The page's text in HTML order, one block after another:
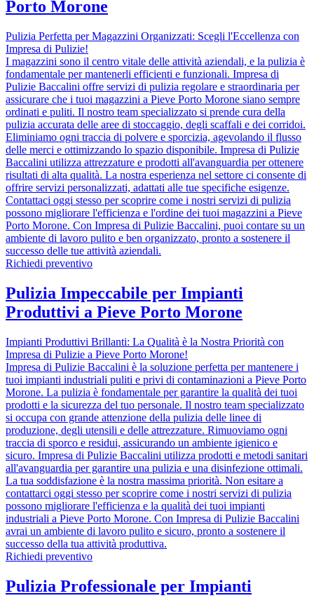
Porto Morone
Pulizia Perfetta per Magazzini Organizzati: Scegli l'Eccellenza con
Impresa di Pulizie!
I magazzini sono il centro vitale delle attività aziendali, e la pulizia è
fondamentale per mantenerli efficienti e funzionali. Impresa di
Pulizie Baccalini offre servizi di pulizia regolare e straordinaria per
assicurare che i tuoi magazzini a Pieve Porto Morone siano sempre
ordinati e puliti. Il nostro team specializzato si prende cura della
pulizia accurata delle aree di stoccaggio, degli scaffali e dei corridoi.
Eliminiamo ogni traccia di polvere e sporcizia, agevolando il flusso
delle merci e ottimizzando lo spazio disponibile. Impresa di Pulizie
Baccalini utilizza attrezzature e prodotti all'avanguardia per ottenere
risultati di alta qualità. La nostra esperienza nel settore ci consente di
offrire servizi personalizzati, adattati alle tue specifiche esigenze.
Contattaci oggi stesso per scoprire come i nostri servizi di pulizia
possono migliorare l'efficienza e l'ordine dei tuoi magazzini a Pieve
Porto Morone. Con Impresa di Pulizie Baccalini, puoi contare su un
ambiente di lavoro pulito e ben organizzato, pronto a sostenere il
successo delle tue attività aziendali.
Richiedi preventivo
Pulizia Impeccabile per Impianti
Produttivi a Pieve Porto Morone
Impianti Produttivi Brillanti: La Qualità è la Nostra Priorità con
Impresa di Pulizie a Pieve Porto Morone!
Impresa di Pulizie Baccalini è la soluzione perfetta per mantenere i
tuoi impianti industriali puliti e privi di contaminazioni a Pieve Porto
Morone. La pulizia è fondamentale per garantire la qualità dei tuoi
prodotti e la sicurezza del tuo personale. Il nostro team specializzato
si occupa con grande attenzione della pulizia delle linee di
produzione, degli utensili e delle attrezzature. Rimuoviamo ogni
traccia di sporco e residui, assicurando un ambiente igienico e
sicuro. Impresa di Pulizie Baccalini utilizza prodotti e metodi sanitari
all'avanguardia per garantire una pulizia e una disinfezione ottimali.
La tua soddisfazione è la nostra massima priorità. Non esitare a
contattarci oggi stesso per scoprire come i nostri servizi di pulizia
possono migliorare l'efficienza e la qualità dei tuoi impianti
industriali a Pieve Porto Morone. Con Impresa di Pulizie Baccalini
avrai un ambiente di lavoro pulito e sicuro, pronto a sostenere il
successo della tua attività produttiva.
Richiedi preventivo
Pulizia Professionale per Impianti